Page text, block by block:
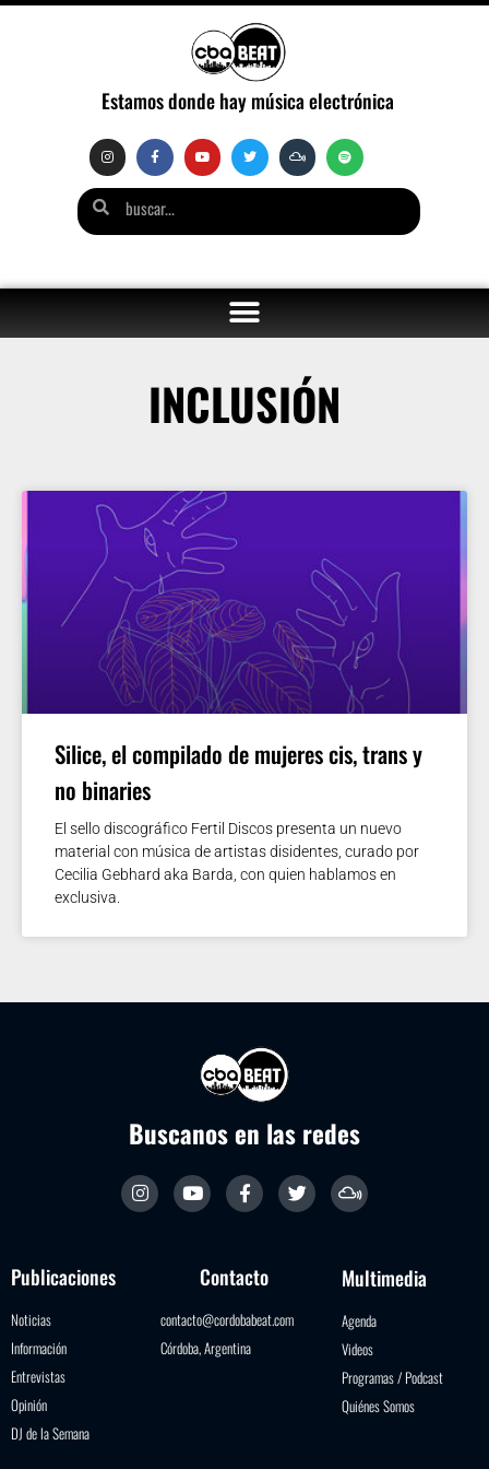
Estamos donde hay música electrónica
INCLUSIÓN
Silice, el compilado de mujeres cis, trans y
no binaries
El sello discográfico Fertil Discos presenta un nuevo
material con música de artistas disidentes, curado por
Cecilia Gebhard aka Barda, con quien hablamos en
exclusiva.
Buscanos en las redes
Publicaciones
Noticias
Información
Entrevistas
Opinión
DJ de la Semana
Contacto
contacto@cordobabeat.com
Córdoba, Argentina
Multimedia
Agenda
Videos
Programas / Podcast
Quiénes Somos